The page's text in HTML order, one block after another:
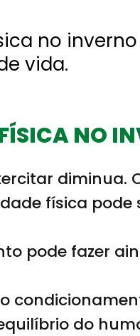
no
vida.
NO
diminua.
física pode
pode fazer
do